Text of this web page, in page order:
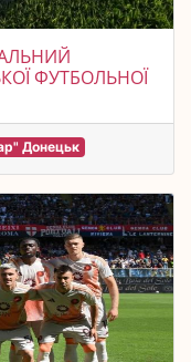
ФУТБОЛЬНОЇ
Донецьк